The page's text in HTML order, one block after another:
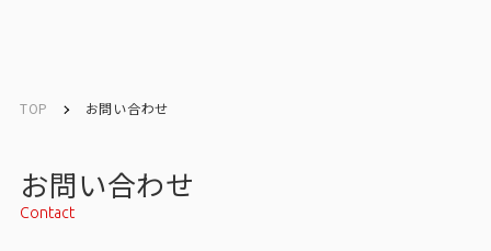
TOP お問い合わせ
お問い合わせ
Contact